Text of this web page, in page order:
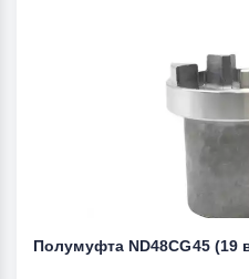
Полумуфта ND48CG45 (19